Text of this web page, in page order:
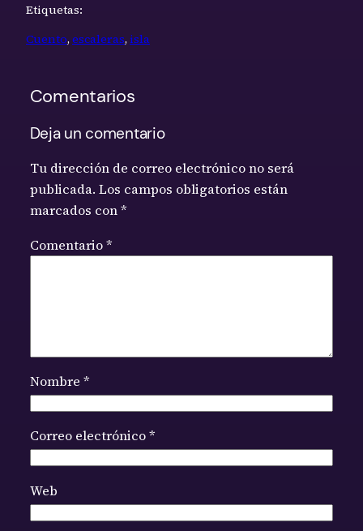
Etiquetas:
Cuento, escaleras, isla
Comentarios
Deja un comentario
Tu dirección de correo electrónico no será
publicada. Los campos obligatorios están
marcados con*
Comentario*
Nombre *
Correo electrónico*
Web